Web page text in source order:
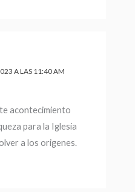
A LAS 11:40 AM
acontecimiento
para la Iglesia
a los origenes.